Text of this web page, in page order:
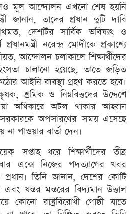
মূল আন্দোলন এখনো শেষ হয়নি
জানান, তাদের প্রধান দুটি দাবি
দেশটির সার্বিক ভবিষ্যৎ ও
প্রধানমন্ত্রী নরেন্দ্র মোদীকে প্রকাশ্যে
আন্দোলন চলাকালে শিক্ষার্থীদের
চালানো হয়েছে, তাতে জড়িত
আইনি ব্যবস্থা গ্রহণ করতে হবে।
শ্রমিক ও নিম্নবিত্তদের উদ্দেশে
অধিকারে অটল থাকার আহ্বান
সরকারকে অপসারণের সময় এসেছে
পাওয়ার বার্তা দেন।
সপ্তাহ ধরে শিক্ষার্থীদের তীব্র
এক্সে নিজের পদত্যাগের খবর
প্রধান। তিনি জানান, দেশের কোটি
যন্তর মন্তরের বিদ্যমান উত্তাল
কোনো রাষ্ট্রবিরোধী গোষ্ঠী যাতে